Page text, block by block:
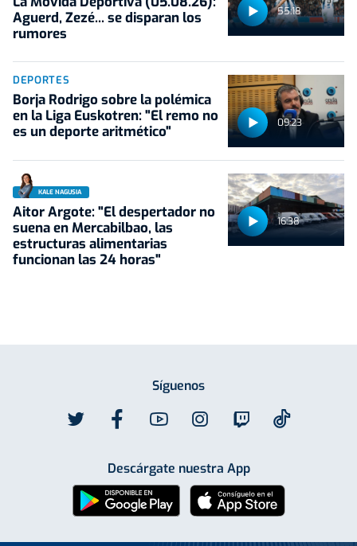
55:18
Aguerd, Zezé... se disparan los
rumores
09:23
DEPORTES
Borja Rodrigo sobre la polémica
en la Liga Euskotren: "El remo no
es un deporte aritmético"
16:38
KALE NAGUSIA
Aitor Argote: "El despertador no
suena en Mercabilbao, las
estructuras alimentarias
funcionan las 24 horas"
Síguenos
Descárgate nuestra App